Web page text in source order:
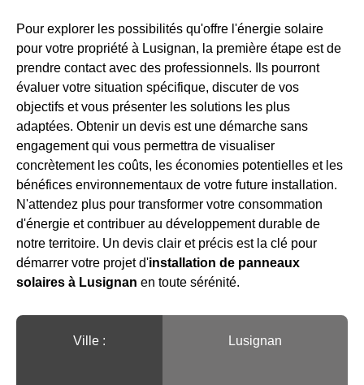
Pour explorer les possibilités qu'offre l'énergie solaire
pour votre propriété à Lusignan, la première étape est de
prendre contact avec des professionnels. Ils pourront
évaluer votre situation spécifique, discuter de vos
objectifs et vous présenter les solutions les plus
adaptées. Obtenir un devis est une démarche sans
engagement qui vous permettra de visualiser
concrètement les coûts, les économies potentielles et les
bénéfices environnementaux de votre future installation.
N'attendez plus pour transformer votre consommation
d'énergie et contribuer au développement durable de
notre territoire. Un devis clair et précis est la clé pour
démarrer votre projet d'installation de panneaux
solaires à Lusignan en toute sérénité.
Ville :️ Lusignan